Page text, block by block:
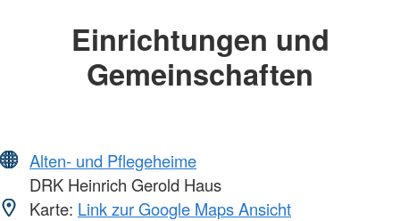
Einrichtungen und
Gemeinschaften
Alten- und Pflegeheime
DRK Heinrich Gerold Haus
Karte: Link zur Google Maps Ansicht